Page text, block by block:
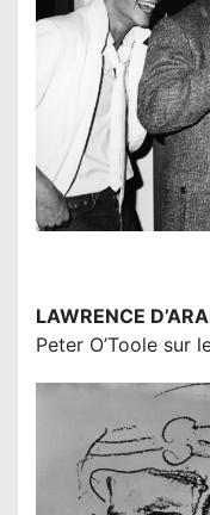
LAWRENCE
Peter O’Toole sur